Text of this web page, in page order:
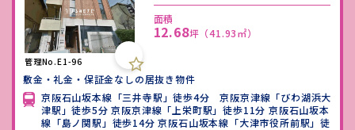
管理No.E1-96
面積
12.68坪 （41.93㎡）
敷金・礼金・保証金なしの居抜き物件
京阪石山坂本線「三井寺駅」徒歩4分 京阪京津線「びわ湖浜大
津駅」徒歩5分 京阪京津線「上栄町駅」徒歩11分 京阪石山坂本
線「島ノ関駅」徒歩14分 京阪石山坂本線「大津市役所前駅」徒